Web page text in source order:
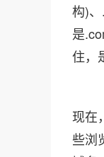
构)
是
住，
现在
些浏